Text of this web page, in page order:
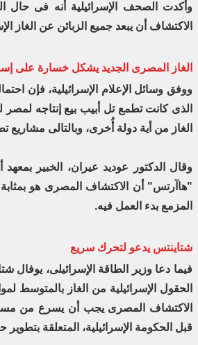
وأكدت الصحف الإسرائيلية أنه فى حال
الاكتشاف أن يبعد جميع الزبائن عن الغاز
الغاز المصرى الجديد يشكل خسارة على
ووفق وسائل الإعلام الإسرائيلية، فإن
الذى كانت تطمع تل أبيب بيع إنتاجه
الغاز من أية دولة أُخرى، وبالتالى
وقال الدكتور عوديد عيران، الخبير
"هاآرتس" أن الاكتشاف المصرى هو بمثابة
المزمع بدء العمل فيه.
شتاينتس يدعو لتحرك سريع
فيما دعا وزير الطاقة الإسرائيلى، يوفال
الحقول الإسرائيلية من الغاز بالمتوسط
الاكتشاف المصرى يجب أن يسرع من
قبل الحكومة الإسرائيلية، المتعلقة بتطوير